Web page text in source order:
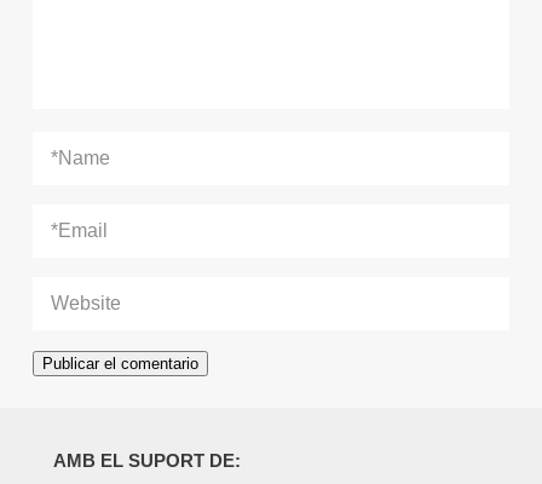
AMB EL SUPORT DE: